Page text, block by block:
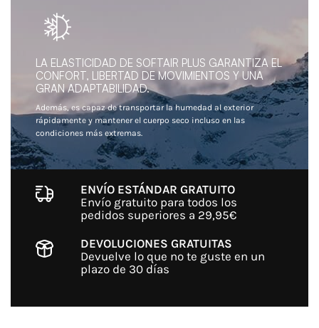
LA ELASTICIDAD DE SOFTAIR PLUS GARANTIZA EL
CONFORT, LIBERTAD DE MOVIMIENTOS Y UNA
GRAN ADAPTABILIDAD.
Además, es capaz de transportar la humedad al exterior
rápidamente y mantener el cuerpo seco incluso en las
condiciones más extremas.
ENVÍO ESTÁNDAR GRATUITO
Envío gratuito para todos los
pedidos superiores a 29,95€
DEVOLUCIONES GRATUITAS
Devuelve lo que no te guste en un
plazo de 30 días